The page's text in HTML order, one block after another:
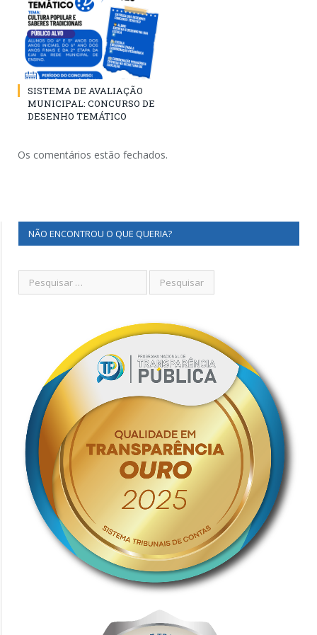
SISTEMA DE AVALIAÇÃO
MUNICIPAL: CONCURSO DE
DESENHO TEMÁTICO
Os comentários estão fechados.
NÃO ENCONTROU O QUE QUERIA?